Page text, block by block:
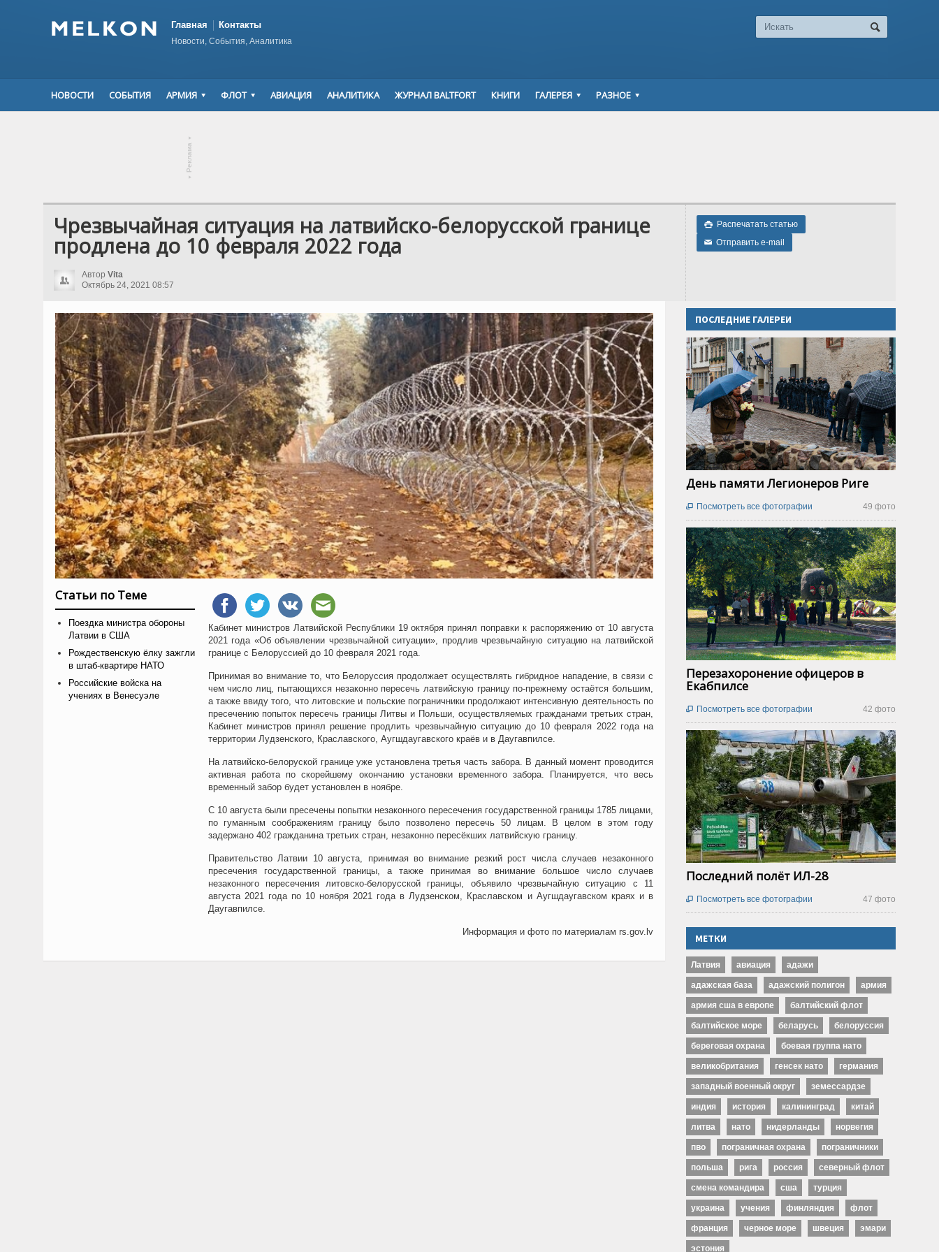
Главная Контакты
Новости, События, Аналитика
НОВОСТИ СОБЫТИЯ АРМИЯ ФЛОТ АВИАЦИЯ АНАЛИТИКА ЖУРНАЛ BALTFORT КНИГИ ГАЛЕРЕЯ РАЗНОЕ
▾
Реклама
▾
 Распечатать статью
✉ Отправить e-mail
Чрезвычайная ситуация на латвийско-белорусской границе
продлена до 10 февраля 2022 года
Автор Vita
Октябрь 24, 2021 08:57
Статьи по Теме
Поездка министра обороны
Латвии в США
Рождественскую ёлку зажгли
в штаб-квартире НАТО
Российские войска на
учениях в Венесуэле
Кабинет министров Латвийской Республики 19 октября принял поправки к распоряжению от 10 августа
2021 года «Об объявлении чрезвычайной ситуации», продлив чрезвычайную ситуацию на латвийской
границе с Белоруссией до 10 февраля 2021 года.
Принимая во внимание то, что Белоруссия продолжает осуществлять гибридное нападение, в связи с
чем число лиц, пытающихся незаконно пересечь латвийскую границу по-прежнему остаётся большим,
а также ввиду того, что литовские и польские пограничники продолжают интенсивную деятельность по
пресечению попыток пересечь границы Литвы и Польши, осуществляемых гражданами третьих стран,
Кабинет министров принял решение продлить чрезвычайную ситуацию до 10 февраля 2022 года на
территории Лудзенского, Краславского, Аугшдаугавского краёв и в Даугавпилсе.
На латвийско-белоруской границе уже установлена третья часть забора. В данный момент проводится
активная работа по скорейшему окончанию установки временного забора. Планируется, что весь
временный забор будет установлен в ноябре.
С 10 августа были пресечены попытки незаконного пересечения государственной границы 1785 лицами,
по гуманным соображениям границу было позволено пересечь 50 лицам. В целом в этом году
задержано 402 гражданина третьих стран, незаконно пересёкших латвийскую границу.
Правительство Латвии 10 августа, принимая во внимание резкий рост числа случаев незаконного
пресечения государственной границы, а также принимая во внимание большое число случаев
незаконного пересечения литовско-белорусской границы, объявило чрезвычайную ситуацию с 11
августа 2021 года по 10 ноября 2021 года в Лудзенском, Краславском и Аугшдаугавском краях и в
Даугавпилсе.
Информация и фото по материалам rs.gov.lv
ПОСЛЕДНИЕ ГАЛЕРЕИ
День памяти Легионеров Риге
49 фото
 Посмотреть все фотографии
Перезахоронение офицеров в
Екабпилсе
42 фото
 Посмотреть все фотографии
Последний полёт ИЛ-28
47 фото
 Посмотреть все фотографии
МЕТКИ
Латвия авиация адажи
адажская база адажский полигон армия
армия сша в европе балтийский флот
балтийское море беларусь белоруссия
береговая охрана боевая группа нато
великобритания генсек нато германия
западный военный округ земессардзе
индия история калининград китай
литва нато нидерланды норвегия
пво пограничная охрана пограничники
польша рига россия северный флот
смена командира сша турция
украина учения финляндия флот
франция черное море швеция эмари
эстония